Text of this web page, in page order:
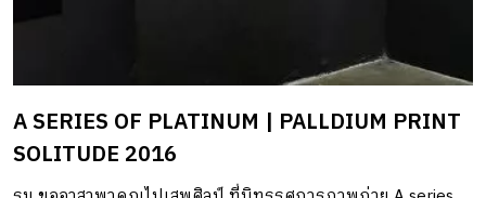
A SERIES OF PLATINUM | PALLDIUM PRINT
SOLITUDE 2016